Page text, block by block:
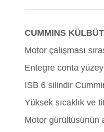
CUMMINS
Motor çalışması
Entegre conta
ISB 6 silindir
Yüksek sıcaklık ve
Motor gürültüsünün